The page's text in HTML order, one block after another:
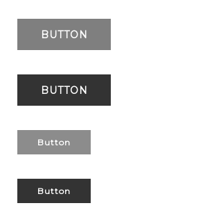
BUTTON
BUTTON
Button
Button